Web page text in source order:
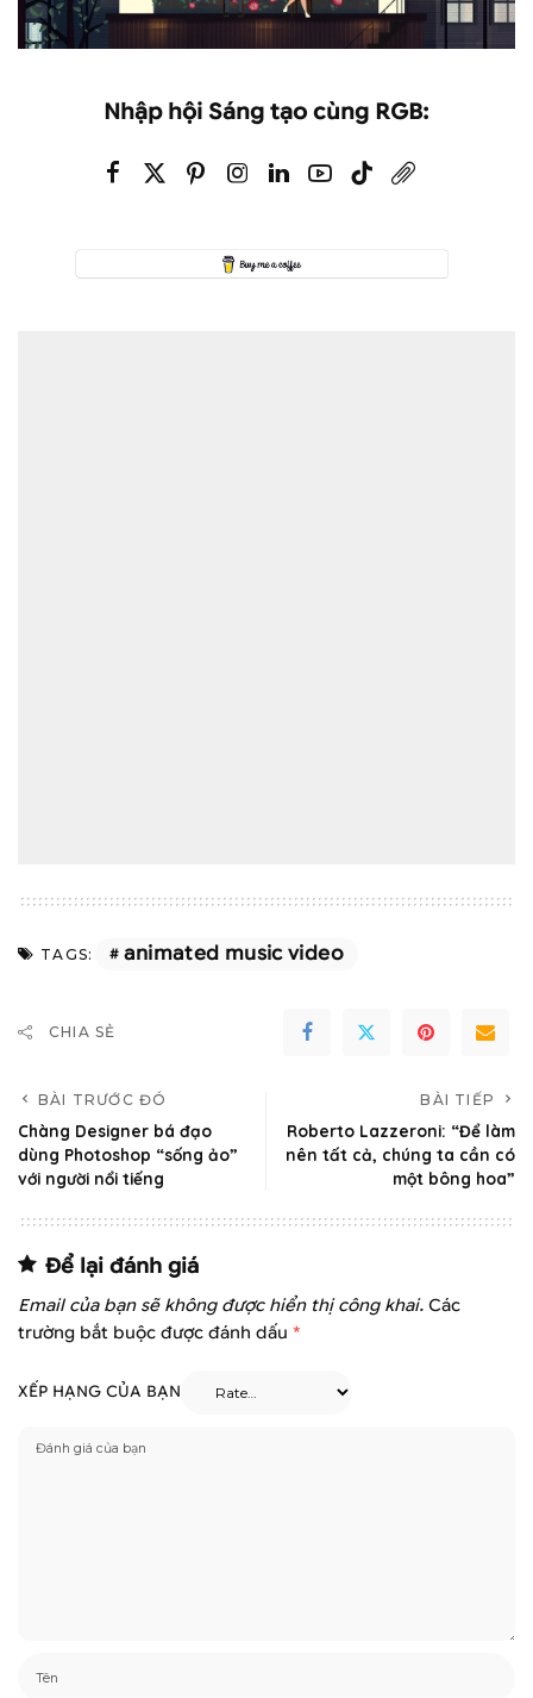
Nhập hội Sáng tạo cùng RGB:
TAGS: animated music video
CHIA SẺ
BÀI TRƯỚC ĐÓ
Chàng Designer bá đạo
dùng Photoshop “sống ảo”
với người nổi tiếng
BÀI TIẾP
Roberto Lazzeroni: “Để làm
nên tất cả, chúng ta cần có
một bông hoa”
Để lại đánh giá
Email của bạn sẽ không được hiển thị công khai. Các
trường bắt buộc được đánh dấu *
XẾP HẠNG CỦA BẠN